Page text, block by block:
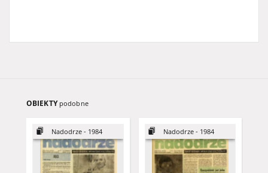
OBIEKTY podobne
Nadodrze - 1984 Nadodrze - 1984